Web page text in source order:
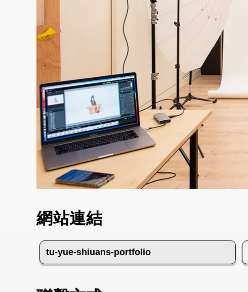
網站連結
tu-yue-shiuans-portfolio